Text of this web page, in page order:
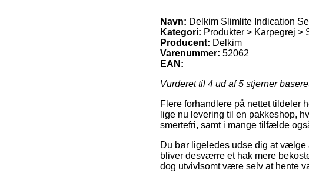
Navn: Delkim Slimlite Indication
Kategori: Produkter > Karpegrej >
Producent: Delkim
Varenummer: 52062
EAN:
Vurderet til 4 ud af 5 stjerner
Flere forhandlere på nettet tildeler
lige nu levering til en pakkeshop,
smertefri, samt i mange tilfælde
Du bør ligeledes udse dig at vælge
bliver desværre et hak mere
dog utvivlsomt være selv at hente